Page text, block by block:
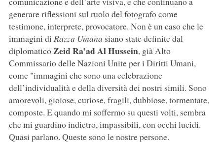
generare riflessioni sul ruolo del fotografo come
testimone, interprete, provocatore. Non è un caso che le
immagini di Razza Umana siano state definite dal
diplomaticoZeid Ra’ad Al Hussein, già Alto
Commissario delle Nazioni Unite per i Diritti Umani,
come "immagini che sono una celebrazione
dell’individualità e della diversità dei nostri simili. Sono
amorevoli, gioiose, curiose, fragili, dubbiose, tormentate,
composte. E quando mi soffermo su questi volti, sembra
che mi guardino indietro, impassibili, con occhi lucidi.
Quasi parlano. Queste sono le nostre persone.